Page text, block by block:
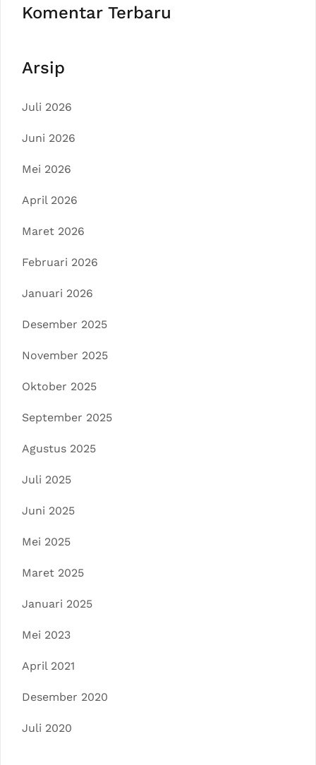
Komentar Terbaru
Arsip
Juli 2026
Juni 2026
Mei 2026
April 2026
Maret 2026
Februari 2026
Januari 2026
Desember 2025
November 2025
Oktober 2025
September 2025
Agustus 2025
Juli 2025
Juni 2025
Mei 2025
Maret 2025
Januari 2025
Mei 2023
April 2021
Desember 2020
Juli 2020